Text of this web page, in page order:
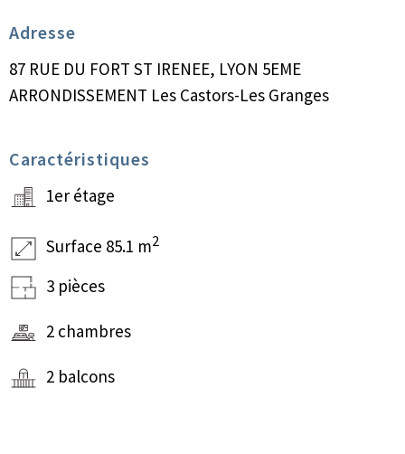
Adresse
87 RUE DU FORT ST IRENEE, LYON 5EME
ARRONDISSEMENT Les Castors-Les Granges
Caractéristiques
1er étage
Surface 85.1 m2
3 pièces
2 chambres
2 balcons